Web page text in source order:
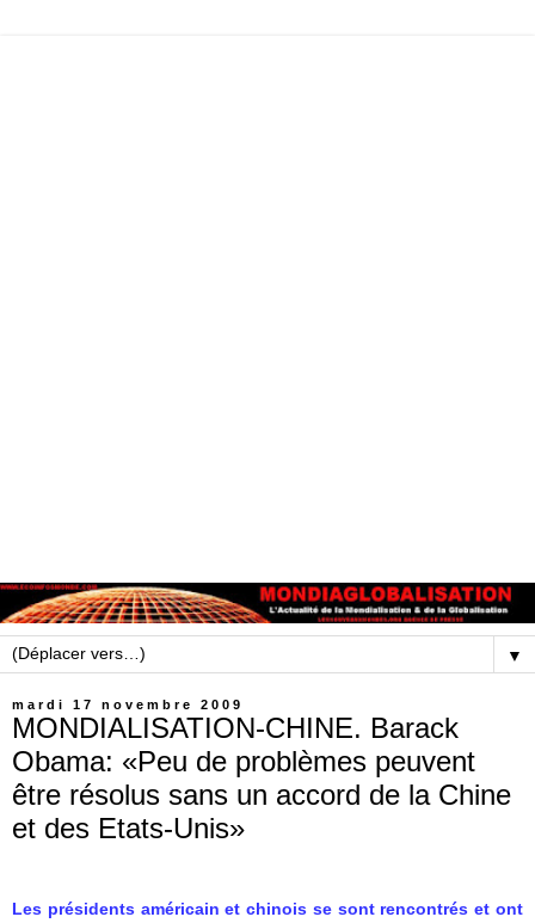
▼
mardi 17 novembre 2009
MONDIALISATION-CHINE. Barack
Obama: «Peu de problèmes peuvent
être résolus sans un accord de la Chine
et des Etats-Unis»
Les présidents américain et chinois se sont rencontrés et ont